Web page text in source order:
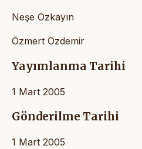
Neşe Özkayın
Özmert Özdemir
Yayımlanma Tarihi
1 Mart 2005
Gönderilme Tarihi
1 Mart 2005